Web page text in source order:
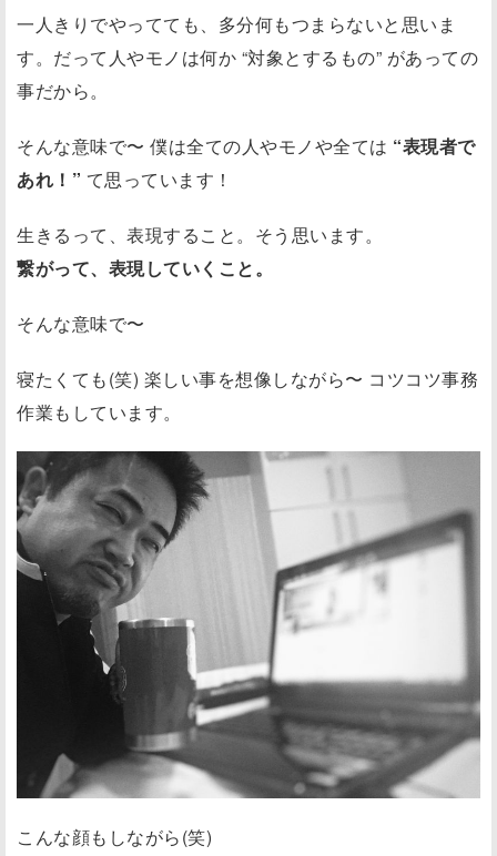
一人きりでやってても、多分何もつまらないと思いま
す。だって人やモノは何か “対象とするもの” があっての
事だから。
そんな意味で〜 僕は全ての人やモノや全ては “表現者で
あれ！” て思っています！
生きるって、表現すること。そう思います。
繋がって、表現していくこと。
そんな意味で〜
寝たくても(笑) 楽しい事を想像しながら〜 コツコツ事務
作業もしています。
こんな顔もしながら(笑)